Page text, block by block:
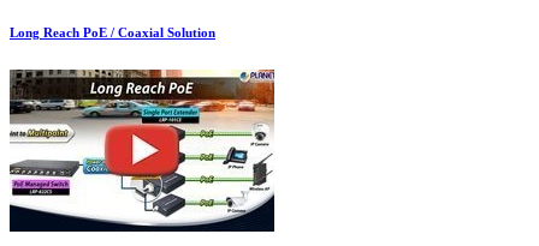
Long Reach PoE / Coaxial Solution